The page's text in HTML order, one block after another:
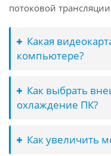
потоковой
Какая
компьютере?
Как выбрать
охлаждение ПК?
Как увеличить